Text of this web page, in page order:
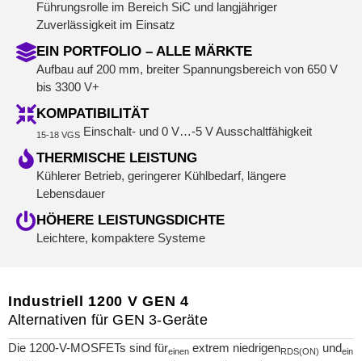
Führungsrolle im Bereich SiC und langjähriger
Zuverlässigkeit im Einsatz
EIN PORTFOLIO – ALLE MÄRKTE
Aufbau auf 200 mm, breiter Spannungsbereich von 650 V
bis 3300 V+
KOMPATIBILITÄT
15-18 VGS Einschalt- und 0 V…-5 V Ausschaltfähigkeit
THERMISCHE LEISTUNG
Kühlerer Betrieb, geringerer Kühlbedarf, längere
Lebensdauer
HÖHERE LEISTUNGSDICHTE
Leichtere, kompaktere Systeme
Industriell 1200 V GEN 4
Alternativen für GEN 3-Geräte
Die 1200-V-MOSFETs sind füreinen extrem niedrigenRDS(ON) undein